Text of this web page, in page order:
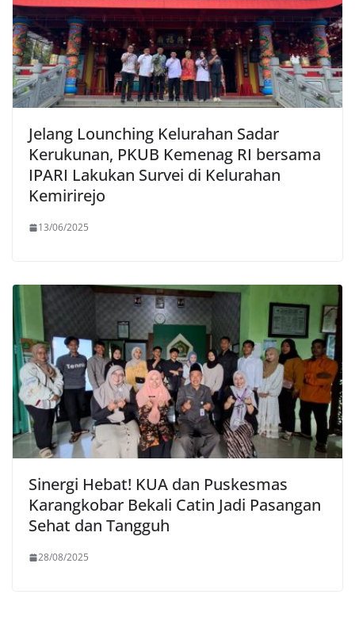
Jelang Lounching Kelurahan Sadar
Kerukunan, PKUB Kemenag RI bersama
IPARI Lakukan Survei di Kelurahan
Kemirirejo
13/06/2025
Sinergi Hebat! KUA dan Puskesmas
Karangkobar Bekali Catin Jadi Pasangan
Sehat dan Tangguh
28/08/2025